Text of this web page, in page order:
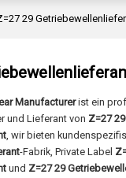
29
Manufacturerist ein
und Lieferant von Z=27 29
, wir bieten
-Fabrik, Private Label
und Z=27 29